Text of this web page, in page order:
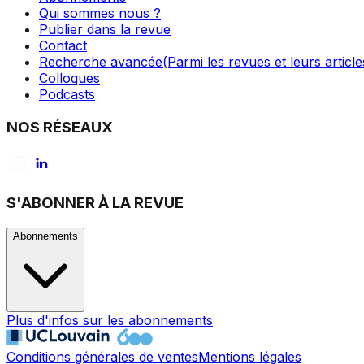
Qui sommes nous ?
Publier dans la revue
Contact
Recherche avancée(Parmi les revues et leurs
Colloques
Podcasts
NOS RÉSEAUX
S'ABONNER À LA REVUE
Abonnements
Plus d'infos sur les abonnements
Conditions générales de ventesMentions légales